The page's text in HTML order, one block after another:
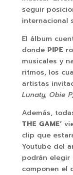
seguir
internacional
El álbum
donde PIPE
musicales y
ritmos, los
artistas
Lunaty, Obie
Además,
THE GAME’
clip que
Youtube del
podrán elegir
componen el